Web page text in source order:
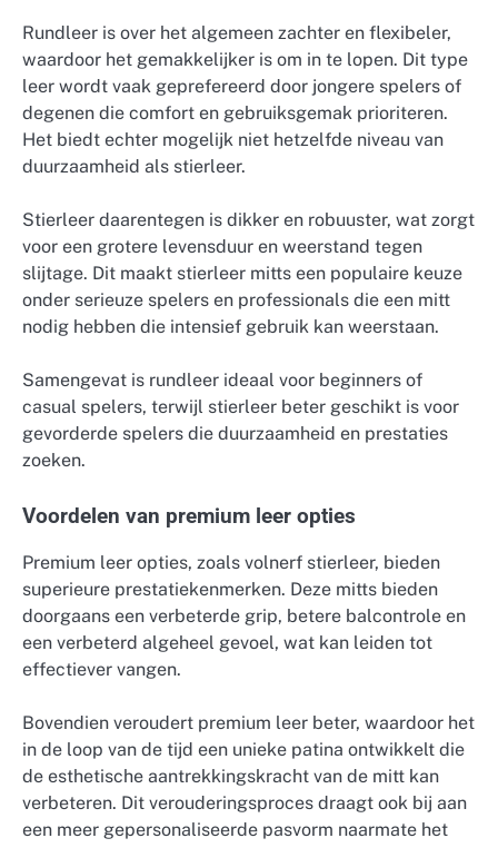
Rundleer is over het algemeen zachter en flexibeler,
waardoor het gemakkelijker is om in te lopen. Dit type
leer wordt vaak geprefereerd door jongere spelers of
degenen die comfort en gebruiksgemak prioriteren.
Het biedt echter mogelijk niet hetzelfde niveau van
duurzaamheid als stierleer.
Stierleer daarentegen is dikker en robuuster, wat zorgt
voor een grotere levensduur en weerstand tegen
slijtage. Dit maakt stierleer mitts een populaire keuze
onder serieuze spelers en professionals die een mitt
nodig hebben die intensief gebruik kan weerstaan.
Samengevat is rundleer ideaal voor beginners of
casual spelers, terwijl stierleer beter geschikt is voor
gevorderde spelers die duurzaamheid en prestaties
zoeken.
Voordelen van premium leer opties
Premium leer opties, zoals volnerf stierleer, bieden
superieure prestatiekenmerken. Deze mitts bieden
doorgaans een verbeterde grip, betere balcontrole en
een verbeterd algeheel gevoel, wat kan leiden tot
effectiever vangen.
Bovendien veroudert premium leer beter, waardoor het
in de loop van de tijd een unieke patina ontwikkelt die
de esthetische aantrekkingskracht van de mitt kan
verbeteren. Dit verouderingsproces draagt ook bij aan
een meer gepersonaliseerde pasvorm naarmate het